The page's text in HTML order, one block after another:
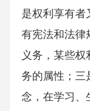
是权利享有者
有宪法和法律
义务，某些权
务的属性；三
念，在学习、